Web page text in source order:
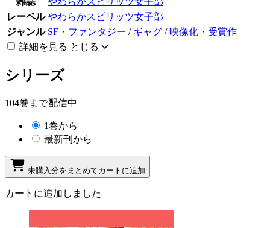
レーベル やわらかスピリッツ女子部
ジャンル SF・ファンタジー / ギャグ / 映像化・受賞作
詳細を見る とじる
シリーズ
104巻まで配信中
1巻から
最新刊から
未購入分をまとめてカートに追加
カートに追加しました